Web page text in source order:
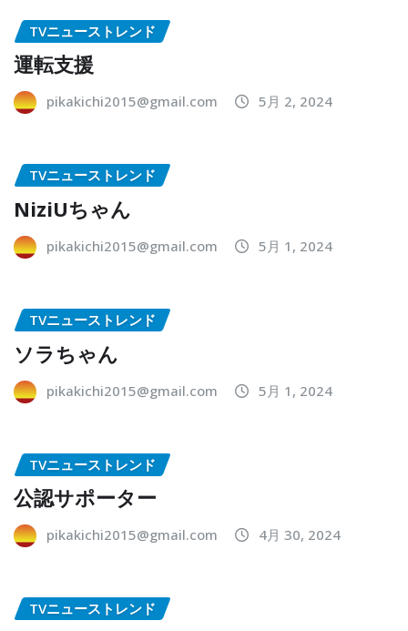
TVニューストレンド
運転支援
pikakichi2015@gmail.com 5月 2, 2024
TVニューストレンド
NiziUちゃん
pikakichi2015@gmail.com 5月 1, 2024
TVニューストレンド
ソラちゃん
pikakichi2015@gmail.com 5月 1, 2024
TVニューストレンド
公認サポーター
pikakichi2015@gmail.com 4月 30, 2024
TVニューストレンド